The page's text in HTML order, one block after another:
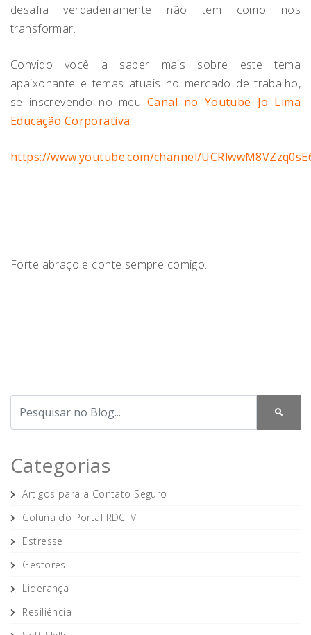
desafia verdadeiramente não tem como nos
transformar.
Convido você a saber mais sobre este tema
apaixonante e temas atuais no mercado de trabalho,
se inscrevendo no meuCanal no Youtube Jo Lima
Educação Corporativa:
https://www.youtube.com/channel/
Forte abraço e conte sempre comigo.
Categorias
Artigos para a Contato Seguro
Coluna do Portal RDCTV
Estresse
Gestores
Liderança
Resiliência